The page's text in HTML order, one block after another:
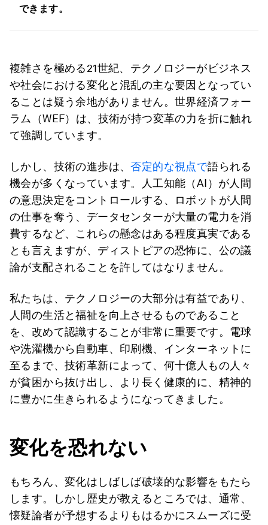
できます。
複雑さを極める21世紀、テクノロジーがビジネス
や社会における変化と混乱の主な要因となってい
ることは疑う余地がありません。世界経済フォー
ラム（WEF）は、技術が持つ変革の力を折に触れ
て強調しています。
しかし、技術の進歩は、否定的な視点で語られる
機会が多くなっています。人工知能（AI）が人間
の意思決定をコントロールする、ロボットが人間
の仕事を奪う、データセンターが大量の電力を消
費するなど、これらの懸念はある程度真実である
とも言えますが、ディストピアの恐怖に、公の議
論が支配されることを許してはなりません。
私たちは、テクノロジーの大部分は有益であり、
人間の生活と福祉を向上させるものであること
を、改めて認識することが非常に重要です。電球
や洗濯機から自動車、印刷機、インターネットに
至るまで、技術革新によって、何十億人もの人々
が貧困から抜け出し、より長く健康的に、精神的
に豊かに生きられるようになってきました。
変化を恐れない
もちろん、変化はしばしば破壊的な影響をもたら
します。しかし歴史が教えるところでは、通常、
懐疑論者が予想するよりもはるかにスムーズに受